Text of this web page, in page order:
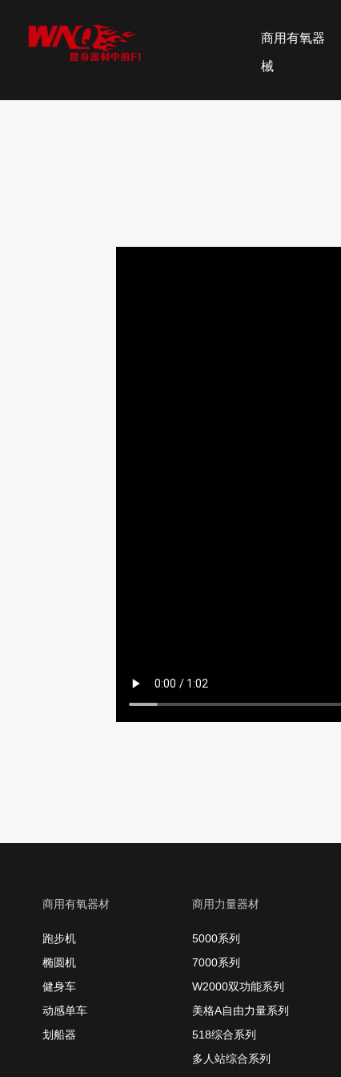
商用有氧器
械
商用有氧器材
跑步机
椭圆机
健身车
动感单车
划船器
商用力量器材
5000系列
7000系列
W2000双功能系列
美格A自由力量系列
518综合系列
多人站综合系列